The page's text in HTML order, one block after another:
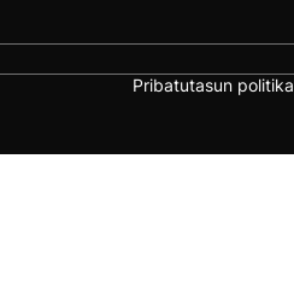
Pribatutasun politika